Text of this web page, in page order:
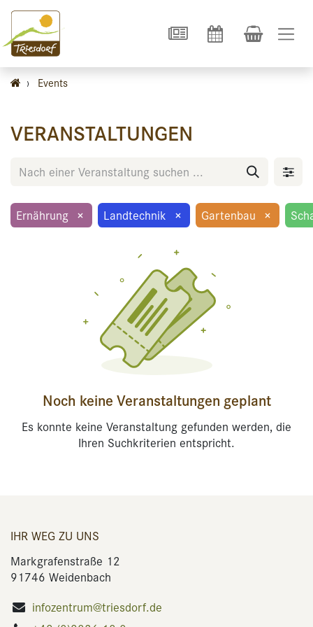
› Events
VERANSTALTUNGEN
Ernährung × Landtechnik × Gartenbau ×
Noch keine Veranstaltungen geplant
Es konnte keine Veranstaltung gefunden werden, die
Ihren Suchkriterien entspricht.
IHR WEG ZU UNS
Markgrafenstraße 12
91746 Weidenbach
infozentrum@triesdorf.de